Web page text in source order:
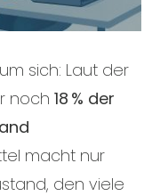
sich: Laut der
noch 18 % der
macht nur
den viele